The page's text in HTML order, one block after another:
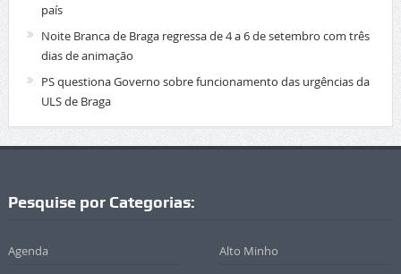
país
Noite Branca de Braga regressa de 4 a 6 de setembro com três
dias de animação
PS questiona Governo sobre funcionamento das urgências da
ULS de Braga
Pesquise por Categorias:
Agenda Alto Minho